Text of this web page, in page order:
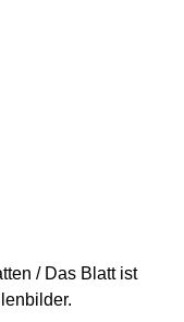
/ Das Blatt ist